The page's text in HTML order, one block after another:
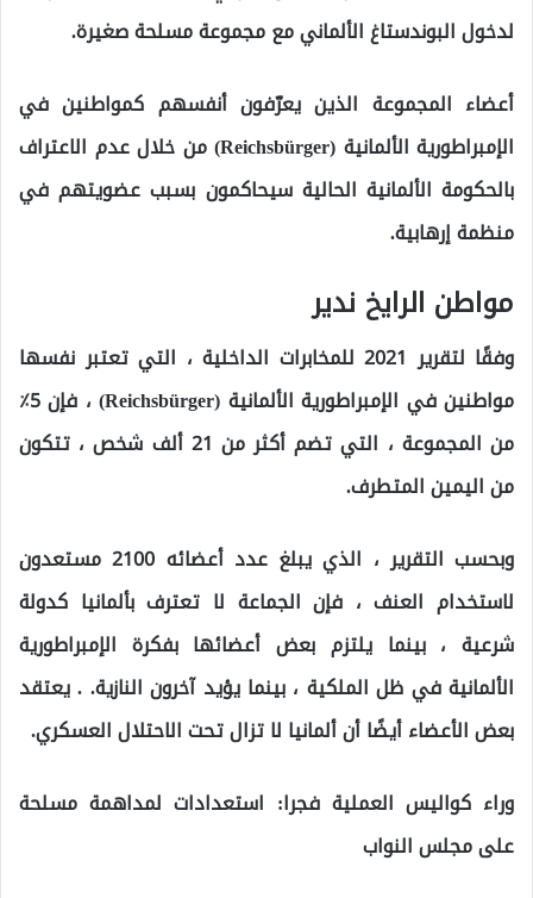
لدخول البوندستاغ الألماني مع مجموعة مسلحة صغيرة.
أعضاء المجموعة الذين يعرّفون أنفسهم كمواطنين في
الإمبراطورية الألمانية (Reichsbürger) من خلال عدم الاعتراف
بالحكومة الألمانية الحالية سيحاكمون بسبب عضويتهم في
منظمة إرهابية.
مواطن الرايخ ندير
وفقًا لتقرير 2021 للمخابرات الداخلية ، التي تعتبر نفسها
مواطنين في الإمبراطورية الألمانية (Reichsbürger) ، فإن 5٪
من المجموعة ، التي تضم أكثر من 21 ألف شخص ، تتكون
من اليمين المتطرف.
وبحسب التقرير ، الذي يبلغ عدد أعضائه 2100 مستعدون
لاستخدام العنف ، فإن الجماعة لا تعترف بألمانيا كدولة
شرعية ، بينما يلتزم بعض أعضائها بفكرة الإمبراطورية
الألمانية في ظل الملكية ، بينما يؤيد آخرون النازية. . يعتقد
بعض الأعضاء أيضًا أن ألمانيا لا تزال تحت الاحتلال العسكري.
وراء كواليس العملية فجرا: استعدادات لمداهمة مسلحة
على مجلس النواب